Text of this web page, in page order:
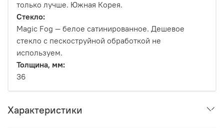
только лучше. Южная Корея.
Стекло:
Magic Fog — белое сатинированное. Дешевое
стекло с пескоструйной обработкой не
используем.
Толщина, мм:
36
Характеристики